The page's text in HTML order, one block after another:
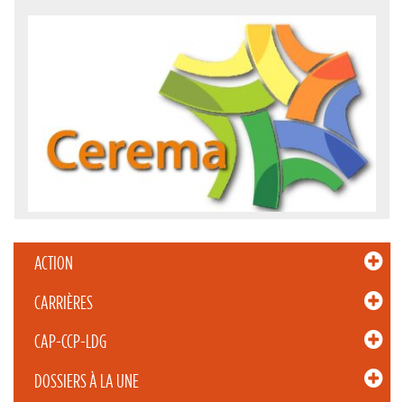
ACTION
CARRIÈRES
CAP-CCP-LDG
DOSSIERS À LA UNE